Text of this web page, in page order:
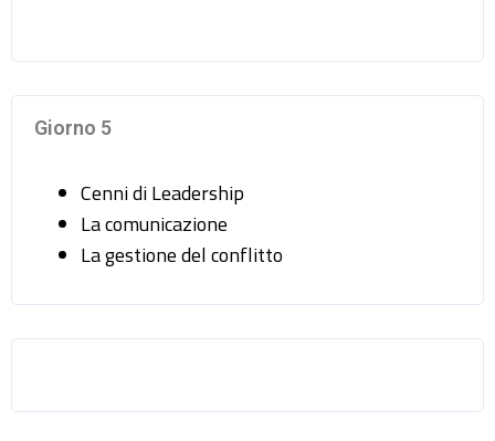
Giorno 5
Cenni di Leadership
La comunicazione
La gestione del conflitto